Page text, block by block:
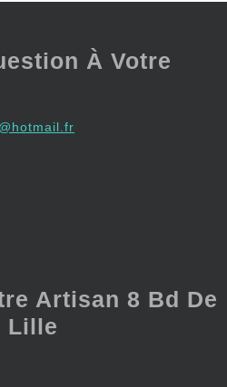
À Votre
Artisan 8 Bd De
Lille